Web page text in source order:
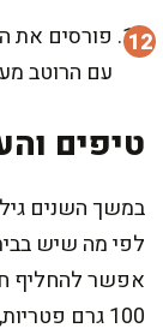
עם הרוטב
טיפים
במשך השנים
לפי מה שיש
אפשר להחליף
100 גרם